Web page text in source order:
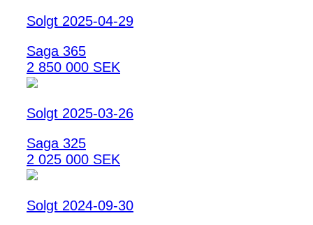
Solgt 2025-04-29
Saga 365
2 850 000 SEK
Solgt 2025-03-26
Saga 325
2 025 000 SEK
Solgt 2024-09-30